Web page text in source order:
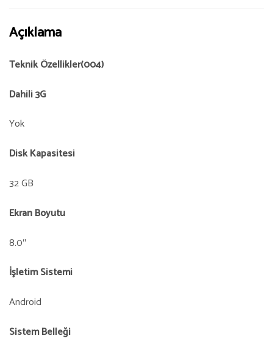
Açıklama
Teknik Özellikler(004)
Dahili 3G
Yok
Disk Kapasitesi
32 GB
Ekran Boyutu
8.0″
İşletim Sistemi
Android
Sistem Belleği